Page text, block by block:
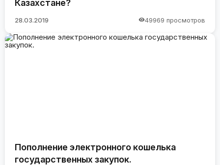
Казахстане?
28.03.2019 49969 просмотров
Пополнение электронного кошелька
государственных закупок.